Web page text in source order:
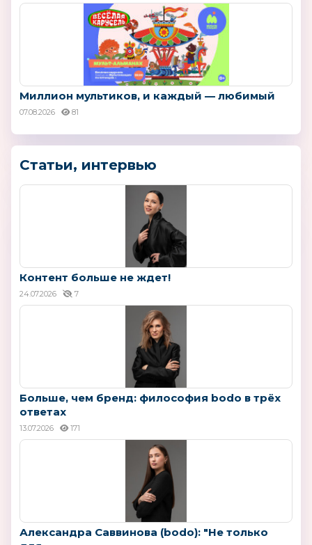
Миллион мультиков, и каждый — любимый
07.08.2026 81
Статьи, интервью
Контент больше не ждет!
24.07.2026 7
Больше, чем бренд: философия bodo в трёх
ответах
13.07.2026 171
Александра Саввинова (bodo): "Не только